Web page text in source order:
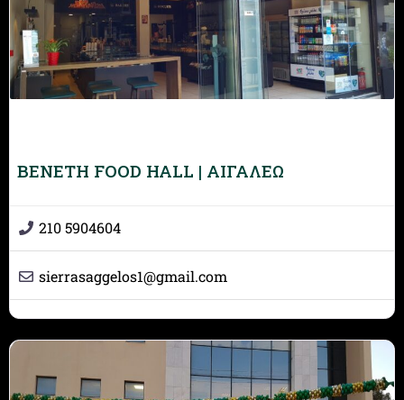
BENETH FOOD HALL | ΑΙΓΑΛΕΩ
210 5904604
sierrasaggelos1@gmail.com